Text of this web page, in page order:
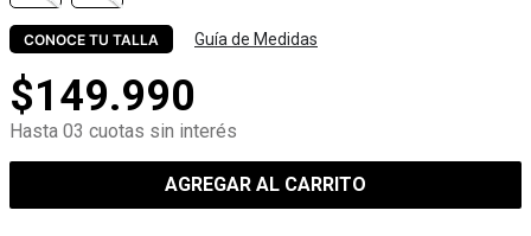
CONOCE TU TALLA Guía de Medidas
$149.990
Hasta 03 cuotas sin interés
AGREGAR AL CARRITO